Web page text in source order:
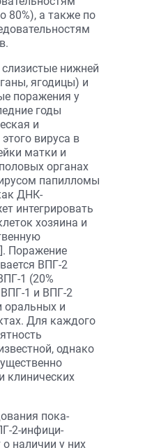
80%), а также по
нижней
ягодицы) и
поражения у
годы
и
вируса в
матки и
органах
папилломы
ДНК-
интегрировать
хозяина и
Поражение
ВПГ-2
1 (20%
1 и ВПГ-2
оральных и
Для каждого
однако
клинических
пока­
2-инфици­
наличии у них